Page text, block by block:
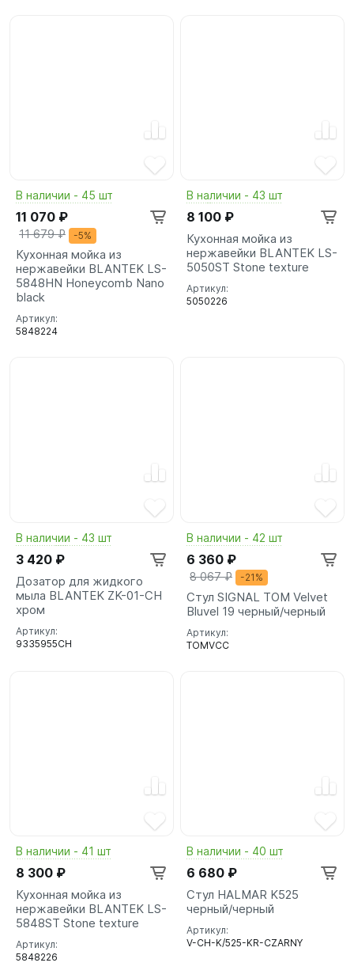
В наличии - 45 шт
11 070 ₽
11 679 ₽ -5%
Кухонная мойка из
нержавейки BLANTEK LS-
5848HN Honeycomb Nano
black
Артикул:
5848224
В наличии - 43 шт
8 100 ₽
Кухонная мойка из
нержавейки BLANTEK LS-
5050ST Stone texture
Артикул:
5050226
В наличии - 43 шт
3 420 ₽
Дозатор для жидкого
мыла BLANTEK ZK-01-CH
хром
Артикул:
9335955CH
В наличии - 42 шт
6 360 ₽
8 067 ₽ -21%
Стул SIGNAL TOM Velvet
Bluvel 19 черный/черный
Артикул:
TOMVCC
В наличии - 41 шт
8 300 ₽
Кухонная мойка из
нержавейки BLANTEK LS-
5848ST Stone texture
Артикул:
5848226
В наличии - 40 шт
6 680 ₽
Стул HALMAR K525
черный/черный
Артикул:
V-CH-K/525-KR-CZARNY